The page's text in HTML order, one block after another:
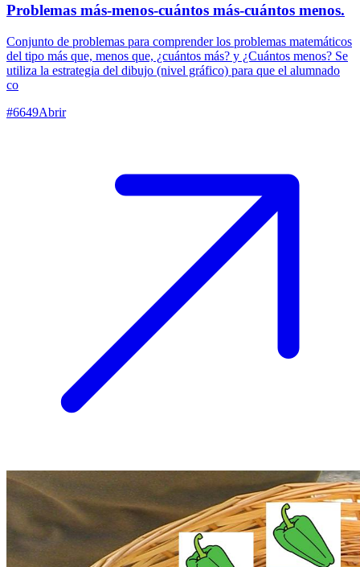
Problemas más-menos-cuántos más-cuántos menos.
Conjunto de problemas para comprender los problemas matemáticos
del tipo más que, menos que, ¿cuántos más? y ¿Cuántos menos? Se
utiliza la estrategia del dibujo (nivel gráfico) para que el alumnado
co
#6649Abrir